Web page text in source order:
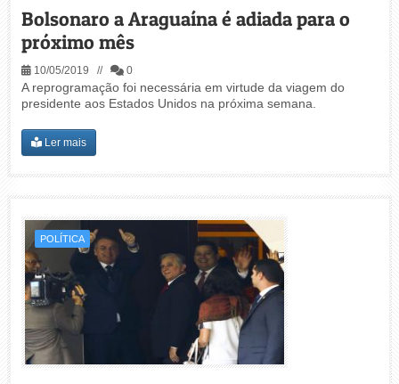
Bolsonaro a Araguaína é adiada para o
próximo mês
10/05/2019 // 0
A reprogramação foi necessária em virtude da viagem do
presidente aos Estados Unidos na próxima semana.
Ler mais
POLÍTICA